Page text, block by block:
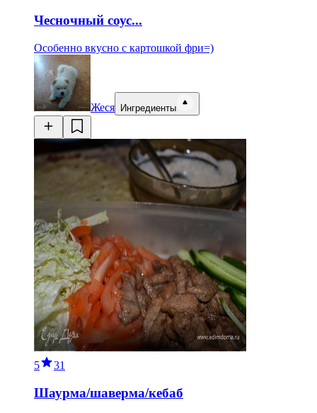
Чесночный соус...
Особенно вкусно с картошкой фри=)
Жеся Ингредиенты
5 31
Шаурма/шаверма/кебаб